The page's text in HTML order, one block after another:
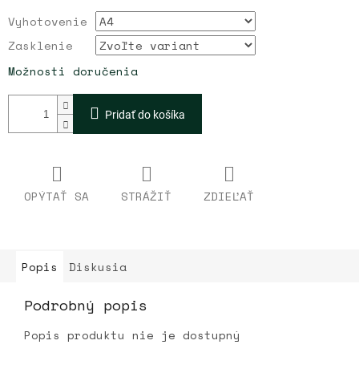
Vyhotovenie
Zasklenie
Možnosti doručenia
Pridať do košíka
OPÝTAŤ SA STRÁŽIŤ ZDIEĽAŤ
Popis Diskusia
Podrobný popis
Popis produktu nie je dostupný